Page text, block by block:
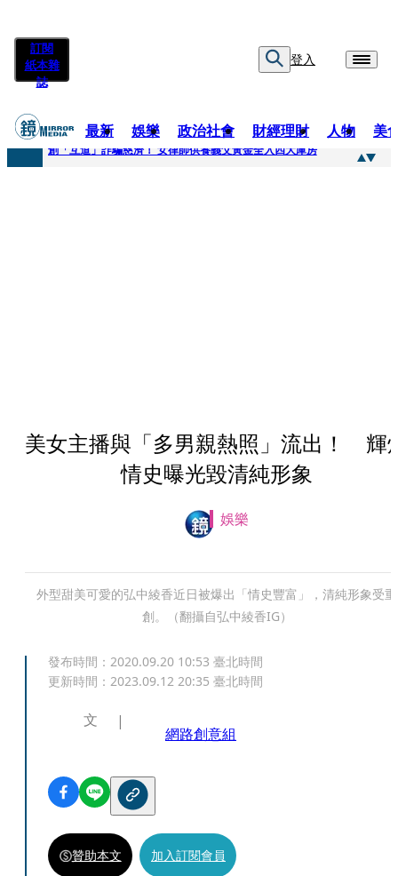
訂閱
紙本雜
誌
登入
最新 娛樂 政治社會 財經理財 人物 美
快訊
創「互道」詐騙慈濟！ 女律師供養義父黃金全入四大庫房
美女主播與「多男親熱照」流出！ 輝
情史曝光毀清純形象
娛樂
外型甜美可愛的弘中綾香近日被爆出「情史豐富」，清純形象受重
創。（翻攝自弘中綾香IG）
發布時間： 2020.09.20 10:53 臺北時間
更新時間： 2023.09.12 20:35 臺北時間
文
網路創意組
贊助本文 加入訂閱會員